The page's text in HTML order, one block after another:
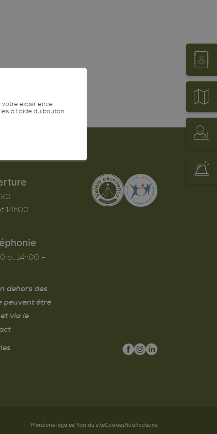
14h00 –
et 14h00 –
dehors des
peuvent être
via le
Mentions légalesPlan du siteCookiesNotifications
expérience
à l'aide du bouton